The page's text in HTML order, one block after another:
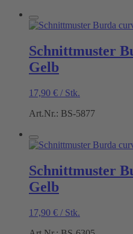
Schnittmuster
Gelb
17,90 € / Stk.
Art.Nr.: BS-5877
Schnittmuster
Gelb
17,90 € / Stk.